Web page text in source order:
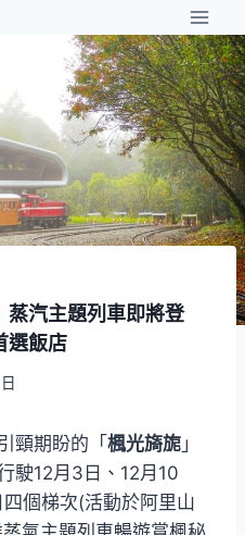
蒸汽主題列車即將登
選飯店
頸期盼的「 楓光旖旎 」
駛12月3日、12月10
個梯次(活動於阿里山